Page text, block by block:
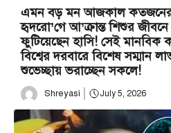
এমন বড় মন আজকাল কতজনের
হৃদরো’গে আ’ক্রান্ত শিশুর
ফুটিয়েছেন হাসি! সেই মানবিক
বিশ্বের দরবারে বিশেষ সম্মান
শুভেচ্ছায় ভরাচ্ছেন সকলে!
Shreyasi July 5, 2026